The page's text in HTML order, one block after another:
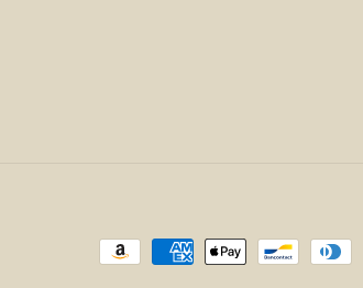
Betaalmethoden